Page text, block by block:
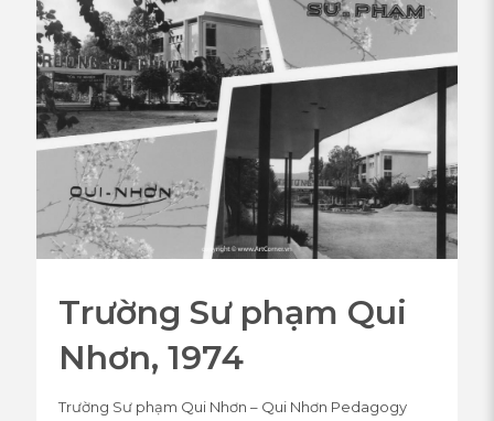
Trường Sư phạm Qui
Nhơn, 1974
Trường Sư phạm Qui Nhơn – Qui Nhơn Pedagogy